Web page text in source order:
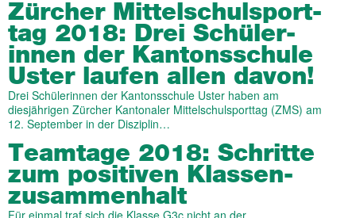
Zürcher Mittel­schul­sport­
tag 2018: Drei Schüler­
innen der Kantons­schule
Uster laufen allen davon!
Drei Schülerinnen der Kantonsschule Uster haben am
diesjährigen Zürcher Kantonaler Mittelschulsporttag (ZMS) am
12. September in der Disziplin…
Teamtage 2018: Schritte
zum positiven Klassen­
zusam­men­halt
Für einmal traf sich die Klasse G3c nicht an der